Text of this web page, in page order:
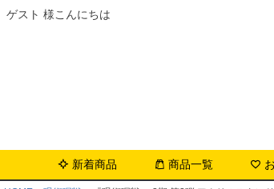
ゲスト 様こんにちは
新着商品 商品一覧